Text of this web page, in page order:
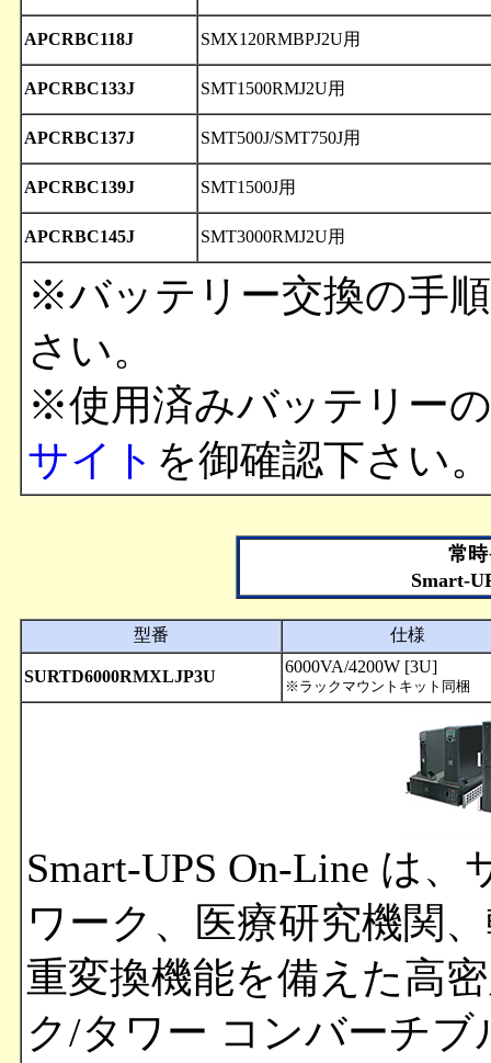
APCRBC118J SMX120RMBPJ2U用
APCRBC133J SMT1500RMJ2U用
APCRBC137J SMT500J/SMT750J用
APCRBC139J SMT1500J用
APCRBC145J SMT3000RMJ2U用
※バッテリー交換の手
さい。
※使用済みバッテリー
サイト を御確認下さい。
常
Smart-
型番 仕様
SURTD6000RMXLJP3U
6000VA/4200W [3U]
※ラックマウントキット同梱
Smart-UPS On-Line は
ワーク、医療研究機関
重変換機能を備えた高
ク/タワー コンバーチブ